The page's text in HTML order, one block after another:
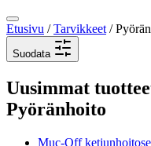
Etusivu /Tarvikkeet /
Suodata
Uusimmat
Pyöränhoito
Muc-Off